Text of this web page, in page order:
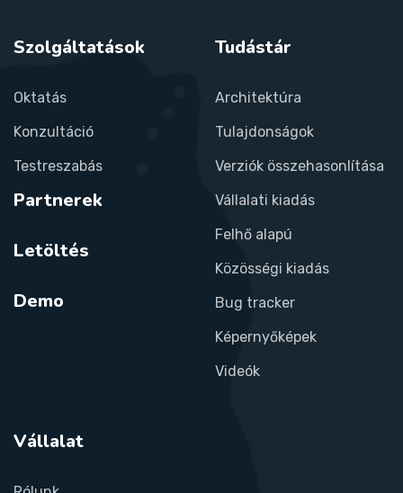
Szolgáltatások
Oktatás
Konzultáció
Testreszabás
Partnerek
Letöltés
Demo
Tudástár
Architektúra
Tulajdonságok
Verziók összehasonlítása
Vállalati kiadás
Felhő alapú
Közösségi kiadás
Bug tracker
Képernyőképek
Videók
Vállalat